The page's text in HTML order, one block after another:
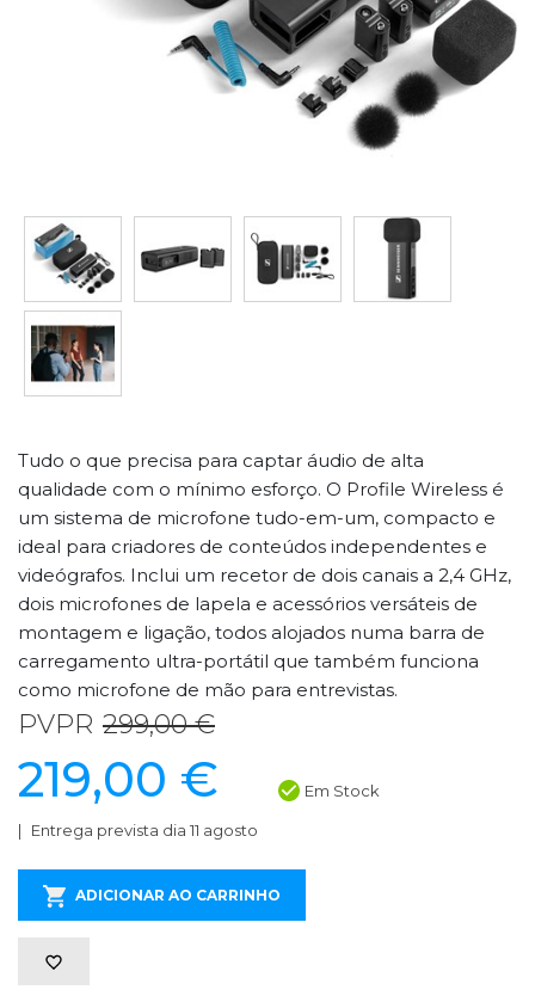
Tudo o que precisa para captar áudio de alta
qualidade com o mínimo esforço. O Profile Wireless é
um sistema de microfone tudo-em-um, compacto e
ideal para criadores de conteúdos independentes e
videógrafos. Inclui um recetor de dois canais a 2,4 GHz,
dois microfones de lapela e acessórios versáteis de
montagem e ligação, todos alojados numa barra de
carregamento ultra-portátil que também funciona
como microfone de mão para entrevistas.
PVPR 299,00 €
219,00 € Em Stock
Entrega prevista dia 11 agosto
ADICIONAR AO CARRINHO